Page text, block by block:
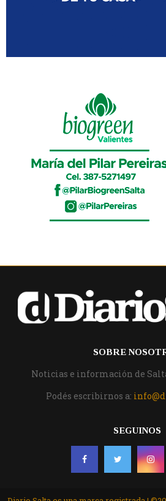
SOBRE
Noticias e información de
Podés escribirnos a:
SEGUINOS